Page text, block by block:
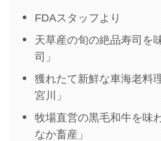
FDAスタッフより
天草産の旬の絶品寿司を
司」
獲れたて新鮮な車海老料
宮川」
牧場直営の黒毛和牛を味
なか畜産」